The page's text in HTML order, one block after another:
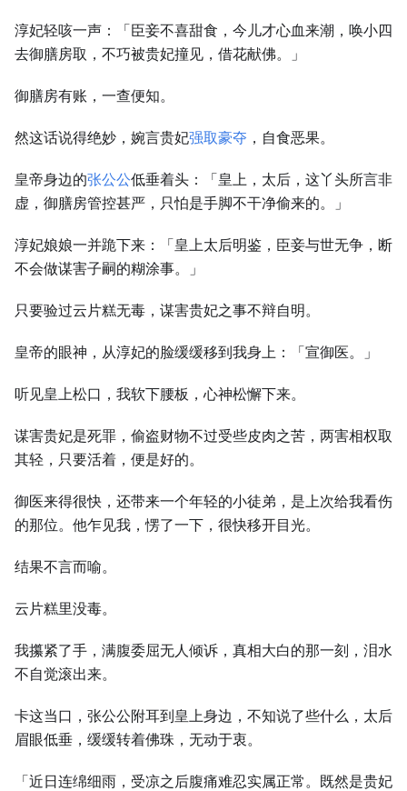
淳妃轻咳一声：「臣妾不喜甜食，今儿才心血来潮，唤小四
去御膳房取，不巧被贵妃撞见，借花献佛。」
御膳房有账，一查便知。
然这话说得绝妙，婉言贵妃强取豪夺 ，自食恶果。
皇帝身边的张公公低垂着头：「皇上，太后，这丫头所言非
虚，御膳房管控甚严，只怕是手脚不干净偷来的。」
淳妃娘娘一并跪下来：「皇上太后明鉴，臣妾与世无争，断
不会做谋害子嗣的糊涂事。」
只要验过云片糕无毒，谋害贵妃之事不辩自明。
皇帝的眼神，从淳妃的脸缓缓移到我身上：「宣御医。」
听见皇上松口，我软下腰板，心神松懈下来。
谋害贵妃是死罪，偷盗财物不过受些皮肉之苦，两害相权取
其轻，只要活着，便是好的。
御医来得很快，还带来一个年轻的小徒弟，是上次给我看伤
的那位。他乍见我，愣了一下，很快移开目光。
结果不言而喻。
云片糕里没毒。
我攥紧了手，满腹委屈无人倾诉，真相大白的那一刻，泪水
不自觉滚出来。
卡这当口，张公公附耳到皇上身边，不知说了些什么，太后
眉眼低垂，缓缓转着佛珠，无动于衷。
「近日连绵细雨，受凉之后腹痛难忍实属正常。既然是贵妃